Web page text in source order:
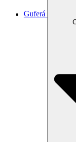
Guferá